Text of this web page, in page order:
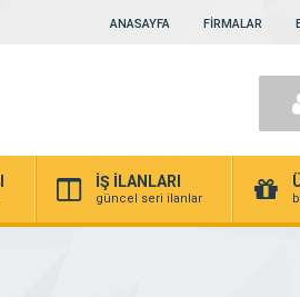
ANASAYFA FİRMALAR
İŞ İLANLARI
güncel seri ilanlar